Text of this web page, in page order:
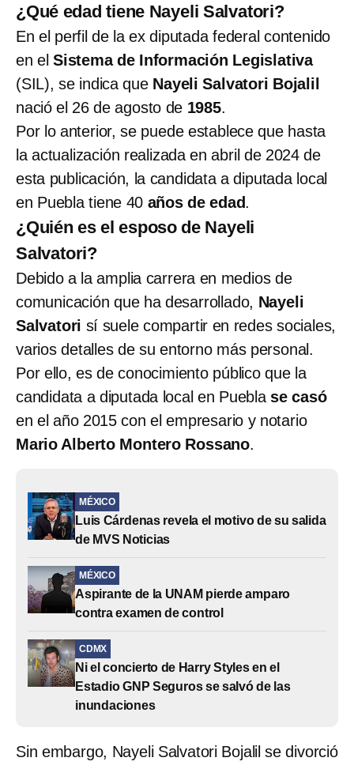
¿Qué edad tiene Nayeli Salvatori?
En el perfil de la ex diputada federal contenido
en el Sistema de Información Legislativa
(SIL), se indica que Nayeli Salvatori Bojalil
nació el 26 de agosto de 1985.
Por lo anterior, se puede establece que hasta
la actualización realizada en abril de 2024 de
esta publicación, la candidata a diputada local
en Puebla tiene 40 años de edad.
¿Quién es el esposo de Nayeli
Salvatori?
Debido a la amplia carrera en medios de
comunicación que ha desarrollado, Nayeli
Salvatori sí suele compartir en redes sociales,
varios detalles de su entorno más personal.
Por ello, es de conocimiento público que la
candidata a diputada local en Puebla se casó
en el año 2015 con el empresario y notario
Mario Alberto Montero Rossano.
MÉXICO
Luis Cárdenas revela el motivo de su salida
de MVS Noticias
MÉXICO
Aspirante de la UNAM pierde amparo
contra examen de control
CDMX
Ni el concierto de Harry Styles en el
Estadio GNP Seguros se salvó de las
inundaciones
Sin embargo, Nayeli Salvatori Bojalil se divorció